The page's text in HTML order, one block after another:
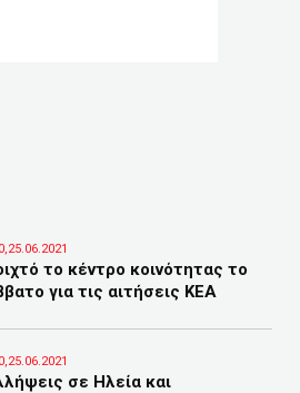
το κέντρο κοινότητας το
για τις αιτήσεις ΚΕΑ
σε Ηλεία και